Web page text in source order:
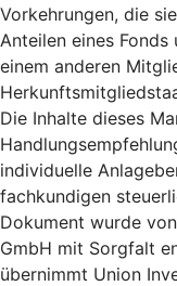
Vorkehrungen, die
Anteilen eines
einem anderen
Die Inhalte dieses
individuelle
fachkundigen
Dokument wurde
GmbH mit Sorgfalt
übernimmt Union